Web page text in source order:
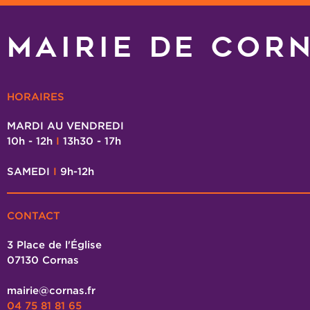
MAIRIE DE
HORAIRES
MARDI AU VENDREDI
10h - 12h I 13h30 - 17h
SAMEDI I 9h-12h
CONTACT
3 Place de l'Église
07130 Cornas
mairie@cornas.fr
04 75 81 81 65